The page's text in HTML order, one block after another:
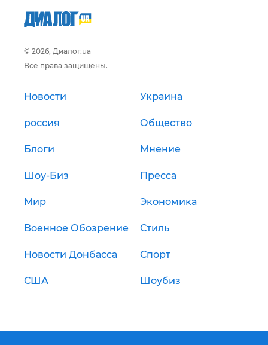
© 2026, Диалог.ua
Все права защищены.
Новости Украина
россия Общество
Блоги Мнение
Шоу-Биз Пресса
Мир Экономика
Военное Обозрение Стиль
Новости Донбасса Спорт
США Шоубиз